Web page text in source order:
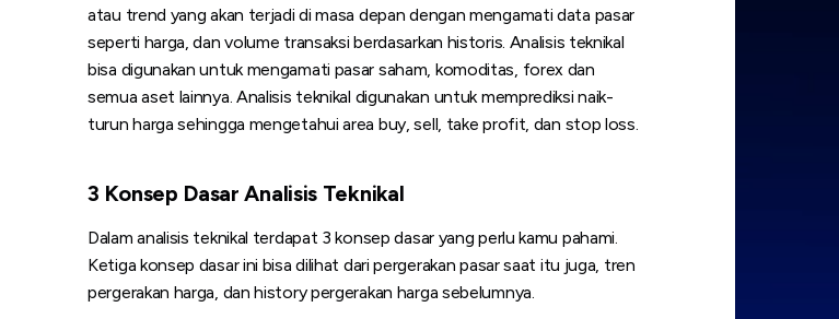
atau trend yang akan terjadi di masa depan dengan mengamati data pasar
seperti harga, dan volume transaksi berdasarkan historis. Analisis teknikal
bisa digunakan untuk mengamati pasar saham, komoditas, forex dan
semua aset lainnya. Analisis teknikal digunakan untuk memprediksi naik-
turun harga sehingga mengetahui area buy, sell, take profit, dan stop loss.
3 Konsep Dasar Analisis Teknikal
Dalam analisis teknikal terdapat 3 konsep dasar yang perlu kamu pahami.
Ketiga konsep dasar ini bisa dilihat dari pergerakan pasar saat itu juga, tren
pergerakan harga, dan history pergerakan harga sebelumnya.